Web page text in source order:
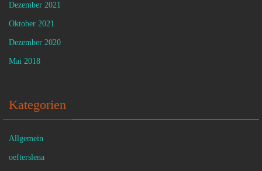
Dezember 2021
Oktober 2021
Dezember 2020
Mai 2018
Kategorien
Allgemein
oefterslena